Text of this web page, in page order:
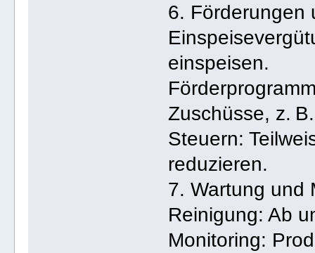
6. Förderungen
einspeisen.
Zuschüsse, z.
Steuern:
reduzieren.
7. Wartung und
Reinigung: Ab
Monitoring: